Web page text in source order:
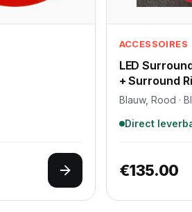
Opties selecteren
ACCESSOIRES
LED
+ Surround
Blauw, Rood ·
Direct
€135.00